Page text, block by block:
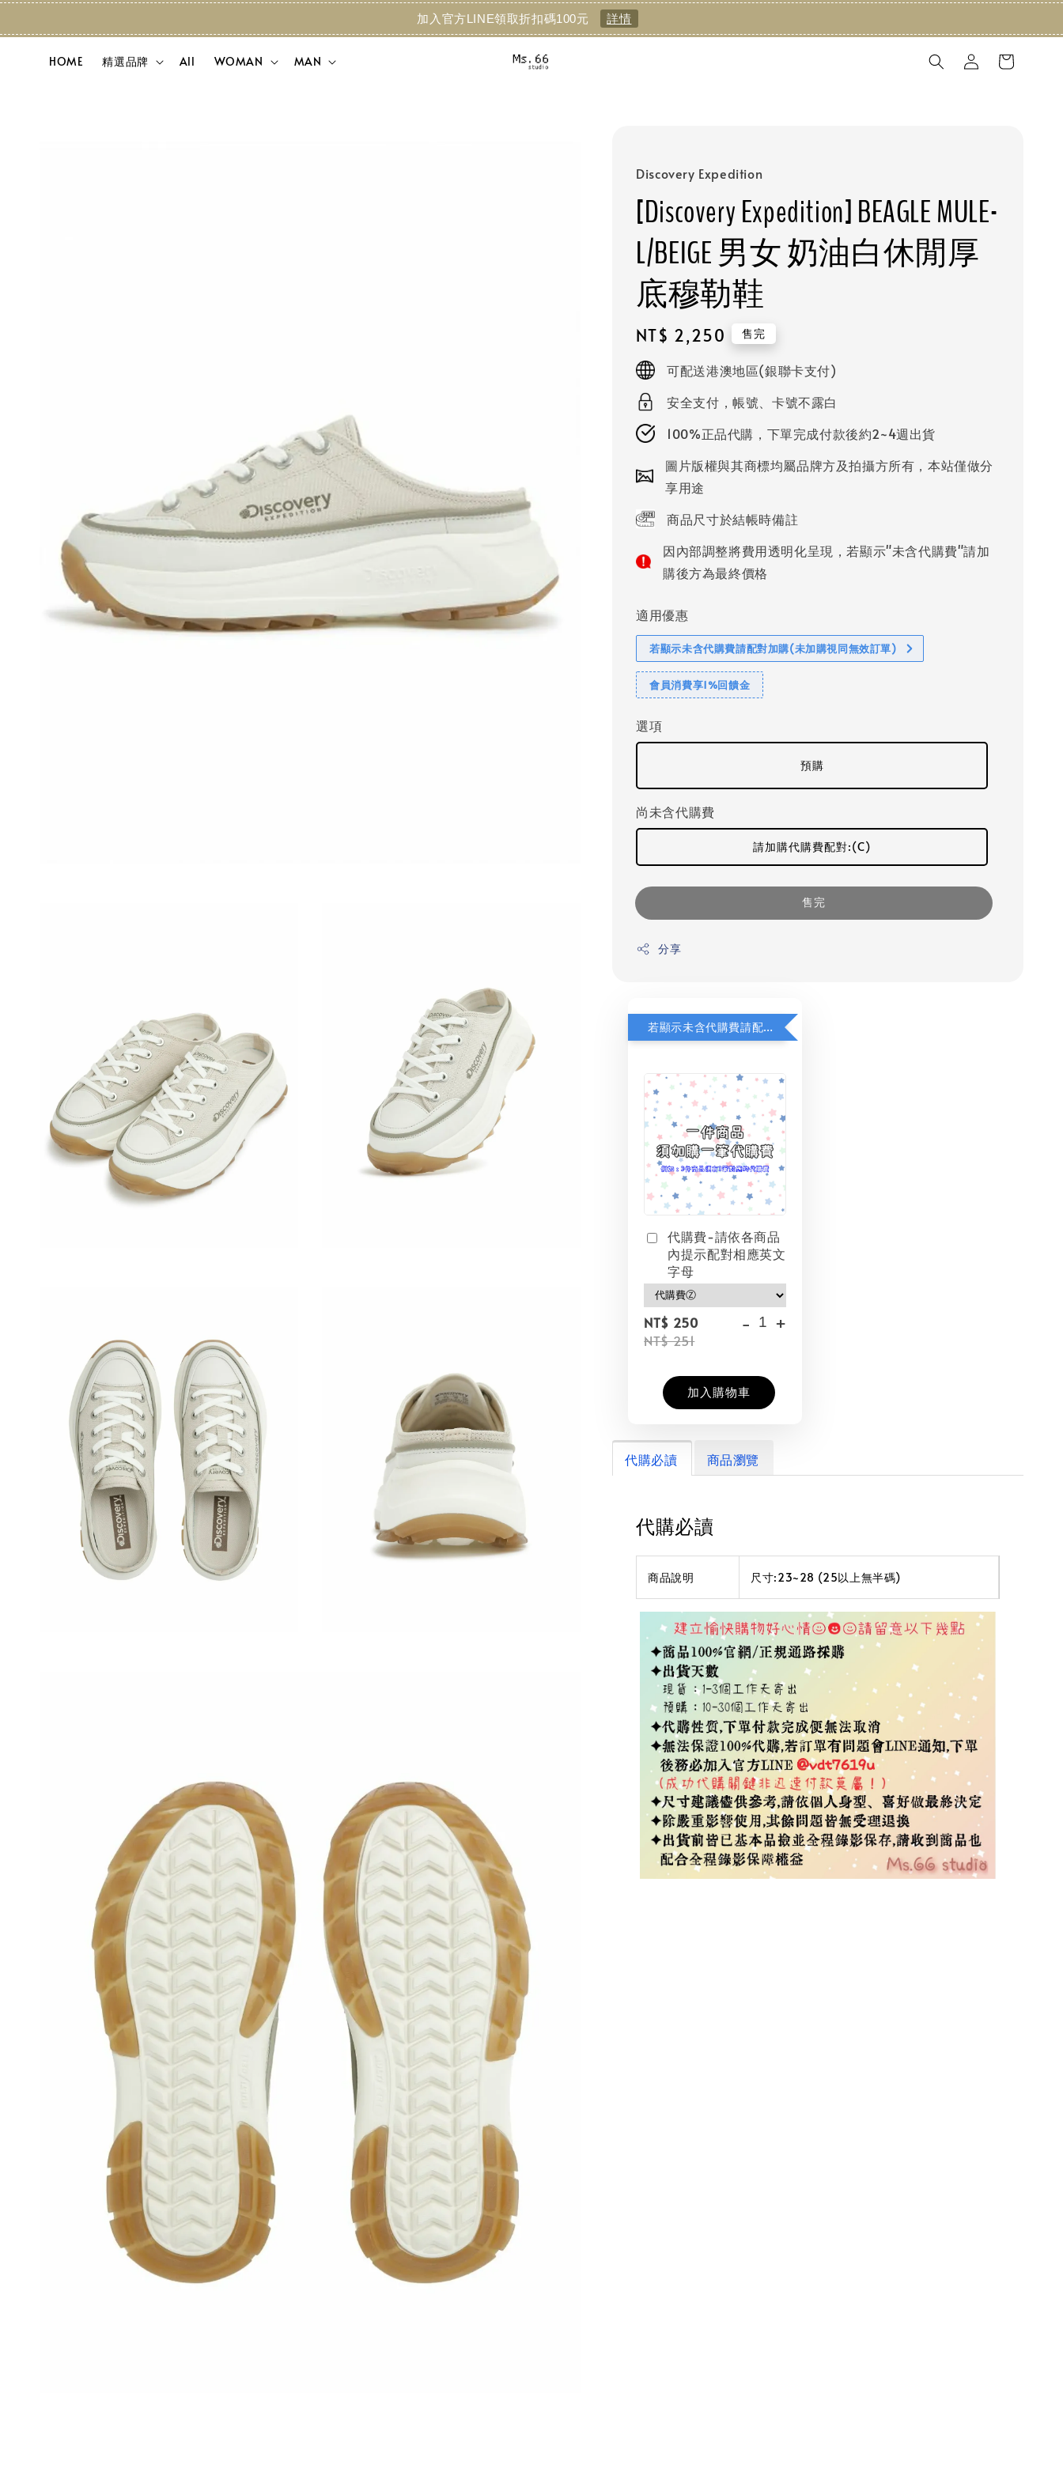
加入官方LINE領取折扣碼100元 詳情
HOME 精選品牌 All WOMAN MAN
Discovery Expedition
[Discovery Expedition] BEAGLE MULE-
L/BEIGE 男女 奶油白休閒厚
底穆勒鞋
Regular
price
NT$ 2,250 售完
可配送港澳地區(銀聯卡支付)
安全支付，帳號、卡號不露白
100%正品代購，下單完成付款後約2~4週出貨
圖片版權與其商標均屬品牌方及拍攝方所有，本站僅做分
享用途
商品尺寸於結帳時備註
因內部調整將費用透明化呈現，若顯示"未含代購費"請加
購後方為最終價格
適用優惠
若顯示未含代購費請配對加購(未加購視同無效訂單)
會員消費享1%回饋金
選項
預購
尚未含代購費
請加購代購費配對:(C)
售完
分享
若顯示未含代購費請配對加購(未加購視同無效訂單)
代購費-請依各商品
內提示配對相應英文
字母
NT$ 250
NT$ 251
- +
加入購物車
代購必讀 商品瀏覽
代購必讀
商品說明 尺寸:23~28 (25以上無半碼)